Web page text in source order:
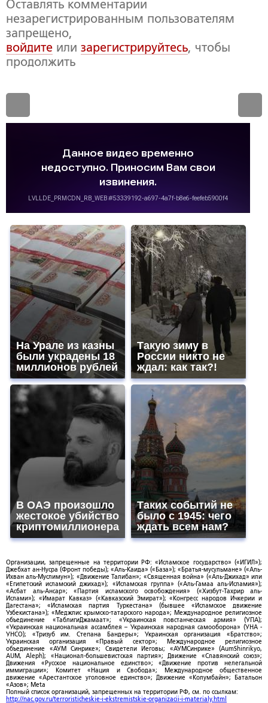
Оставлять комментарии
незарегистрированным пользователям
запрещено,
войдите или зарегистрируйтесь, чтобы
продолжить
На Урале из казны
были украдены 18
миллионов рублей
Такую зиму в
России никто не
ждал: как так?!
В ОАЭ произошло
жестокое убийство
криптомиллионера
Таких событий не
было с 1945: чего
ждать всем нам?
Организации, запрещенные на территории РФ: «Исламское государство» («ИГИЛ»);
Джебхат ан-Нусра (Фронт победы); «Аль-Каида» («База»); «Братья-мусульмане» («Аль-
Ихван аль-Муслимун»); «Движение Талибан»; «Священная война» («Аль-Джихад» или
«Египетский исламский джихад»); «Исламская группа» («Аль-Гамаа аль-Исламия»);
«Асбат аль-Ансар»; «Партия исламского освобождения» («Хизбут-Тахрир аль-
Ислами»); «Имарат Кавказ» («Кавказский Эмират»); «Конгресс народов Ичкерии и
Дагестана»; «Исламская партия Туркестана» (бывшее «Исламское движение
Узбекистана»); «Меджлис крымско-татарского народа»; Международное религиозное
объединение «ТаблигиДжамаат»; «Украинская повстанческая армия» (УПА);
«Украинская национальная ассамблея – Украинская народная самооборона» (УНА -
УНСО); «Тризуб им. Степана Бандеры»; Украинская организация «Братство»;
Украинская организация «Правый сектор»; Международное религиозное
объединение «АУМ Синрике»; Свидетели Иеговы; «АУМСинрике» (AumShinrikyo,
AUM, Aleph); «Национал-большевистская партия»; Движение «Славянский союз»;
Движения «Русское национальное единство»; «Движение против нелегальной
иммиграции»; Комитет «Нация и Свобода»; Международное общественное
движение «Арестантское уголовное единство»; Движение «Колумбайн»; Батальон
«Азов»; Meta
Полный список организаций, запрещенных на территории РФ, см. по ссылкам:
http://nac.gov.ru/terroristicheskie-i-ekstremistskie-organizacii-i-materialy.html